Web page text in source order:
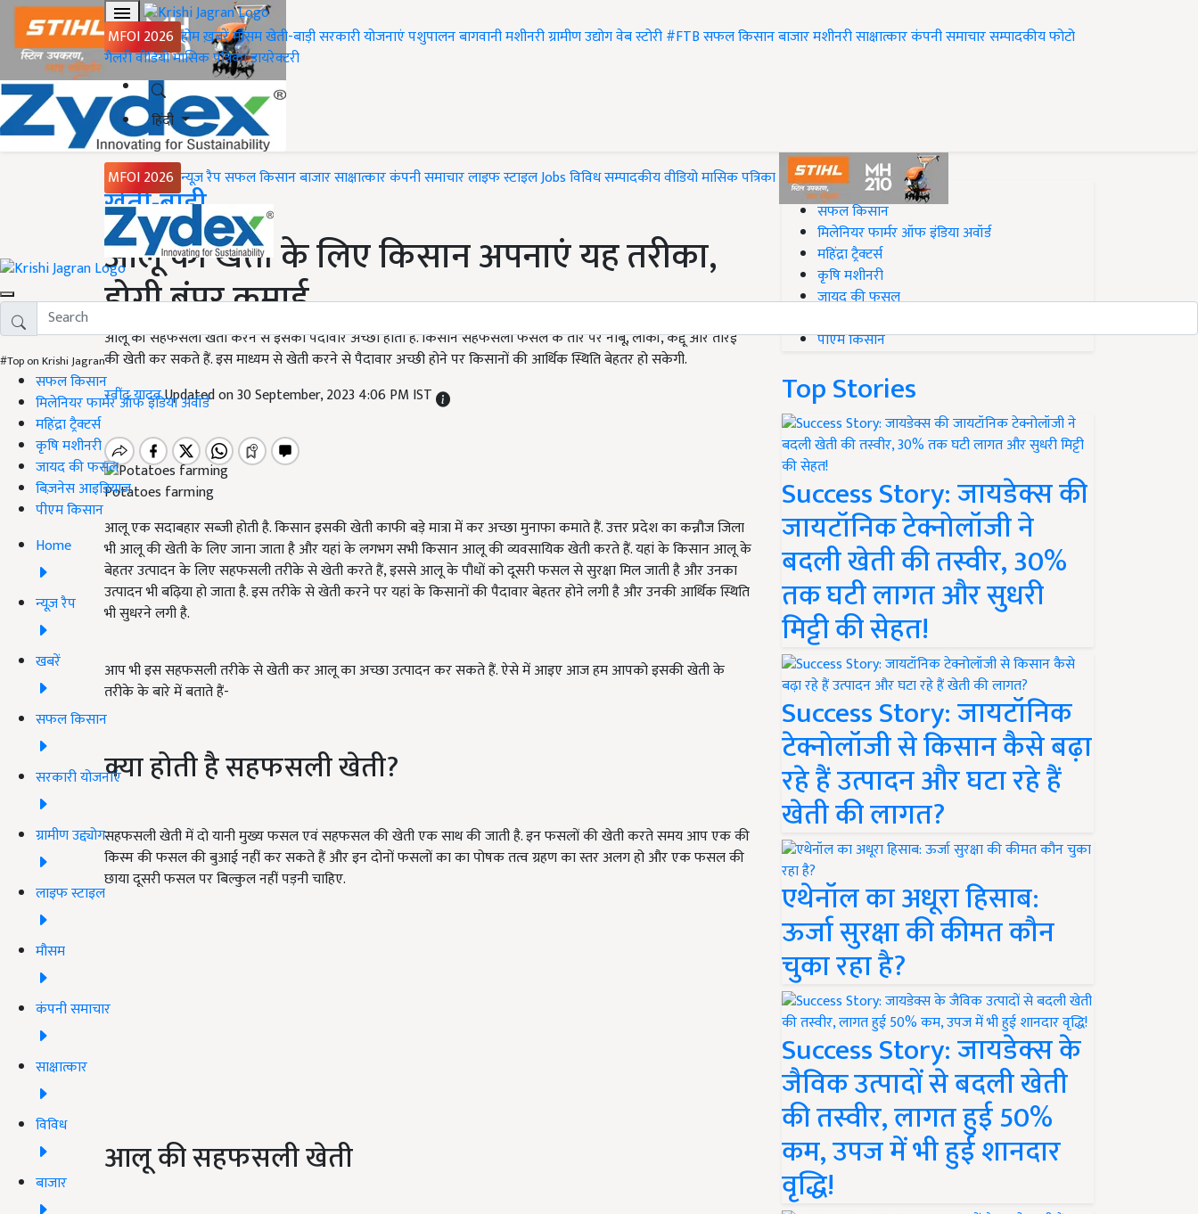
MFOI 2026 होमख़बरेंमौसमखेती-बाड़ीसरकारी योजनाएंपशुपालनबागवानीमशीनरीग्रामीण उद्योगवेब स्टोरी#FTBसफल किसानबाजारमशीनरीसाक्षात्कारकंपनी समाचारसम्पादकीयफोटो
गैलरीवीडियोमासिक पत्रिकाडायरेक्टरी
हिंदी
MFOI 2026 न्यूज़ रैपसफल किसानबाजारसाक्षात्कारकंपनी समाचारलाइफ स्टाइलJobsविविधसम्पादकीयवीडियोमासिक पत्रिका
#Top on Krishi Jagran
सफल किसान
मिलेनियर फार्मर ऑफ इंडिया अवॉर्ड
महिंद्रा ट्रैक्टर्स
कृषि मशीनरी
जायद की फसल
बिज़नेस आइडियाज
पीएम किसान
Home
न्यूज़ रैप
खबरें
सफल किसान
सरकारी योजनाएं
ग्रामीण उद्द्योग
लाइफ स्टाइल
मौसम
कंपनी समाचार
साक्षात्कार
विविध
बाजार
Home
खेती-बाड़ी
आलू की खेती के लिए किसान अपनाएं यह तरीका,
होगी बंपर कमाई
आलू की सहफसली खेती करने से इसका पैदावार अच्छी होती है. किसान सहफसली फसल के तौर पर नींबू, लौकी, कद्दू और तोरई
की खेती कर सकते हैं. इस माध्यम से खेती करने से पैदावार अच्छी होने पर किसानों की आर्थिक स्थिति बेहतर हो सकेगी.
रवींद्र यादवUpdated on 30 September, 2023 4:06 PM IST
Potatoes farming
आलू एक सदाबहार सब्जी होती है. किसान इसकी खेती काफी बड़े मात्रा में कर अच्छा मुनाफा कमाते हैं. उत्तर प्रदेश का कन्नौज जिला
भी आलू की खेती के लिए जाना जाता है और यहां के लगभग सभी किसान आलू की व्यवसायिक खेती करते हैं. यहां के किसान आलू के
बेहतर उत्पादन के लिए सहफसली तरीके से खेती करते हैं,इससे आलू के पौधों को दूसरी फसल से सुरक्षा मिल जाती है और उनका
उत्पादन भी बढ़िया हो जाता है. इस तरीके से खेती करने पर यहां के किसानों की पैदावार बेहतर होने लगी है और उनकी आर्थिक स्थिति
भी सुधरने लगी है.
आप भी इस सहफसली तरीके से खेती कर आलू का अच्छा उत्पादन कर सकते हैं. ऐसे में आइए आज हम आपको इसकी खेती के
तरीके के बारे में बताते हैं-
क्या होती है सहफसली खेती?
सहफसली खेती में दो यानी मुख्य फसल एवं सहफसल की खेती एक साथ की जाती है. इन फसलों की खेती करते समय आप एक की
किस्म की फसल की बुआई नहीं कर सकते हैं और इन दोनों फसलों का का पोषक तत्व ग्रहण का स्तर अलग हो और एक फसल की
छाया दूसरी फसल पर बिल्कुल नहीं पड़नी चाहिए.
आलू की सहफसली खेती
#Top on Krishi Jagran
सफल किसान
मिलेनियर फार्मर ऑफ इंडिया अवॉर्ड
महिंद्रा ट्रैक्टर्स
कृषि मशीनरी
जायद की फसल
पीएम किसान
Top Stories
Success Story: जायडेक्स की
जायटॉनिक टेक्नोलॉजी ने
बदली खेती की तस्वीर, 30%
तक घटी लागत और सुधरी
मिट्टी की सेहत!
Success Story: जायटॉनिक
टेक्नोलॉजी से किसान कैसे बढ़ा
रहे हैं उत्पादन और घटा रहे हैं
खेती की लागत?
एथेनॉल का अधूरा हिसाब:
ऊर्जा सुरक्षा की कीमत कौन
चुका रहा है?
Success Story: जायडेक्स के
जैविक उत्पादों से बदली खेती
की तस्वीर, लागत हुई 50%
कम, उपज में भी हुई शानदार
वृद्धि!